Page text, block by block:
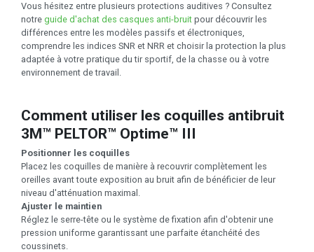
Vous hésitez entre plusieurs protections auditives ? Consultez
notre guide d'achat des casques anti-bruit pour découvrir les
différences entre les modèles passifs et électroniques,
comprendre les indices SNR et NRR et choisir la protection la plus
adaptée à votre pratique du tir sportif, de la chasse ou à votre
environnement de travail.
Comment utiliser les coquilles antibruit
3M™ PELTOR™ Optime™ III
Positionner les coquilles
Placez les coquilles de manière à recouvrir complètement les
oreilles avant toute exposition au bruit afin de bénéficier de leur
niveau d'atténuation maximal.
Ajuster le maintien
Réglez le serre-tête ou le système de fixation afin d'obtenir une
pression uniforme garantissant une parfaite étanchéité des
coussinets.